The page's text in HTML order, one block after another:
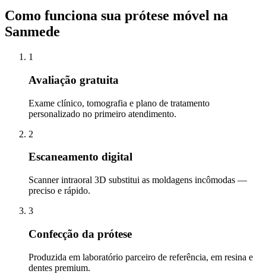
Como funciona sua prótese móvel na
Sanmede
1
Avaliação gratuita
Exame clínico, tomografia e plano de tratamento
personalizado no primeiro atendimento.
2
Escaneamento digital
Scanner intraoral 3D substitui as moldagens incômodas —
preciso e rápido.
3
Confecção da prótese
Produzida em laboratório parceiro de referência, em resina e
dentes premium.